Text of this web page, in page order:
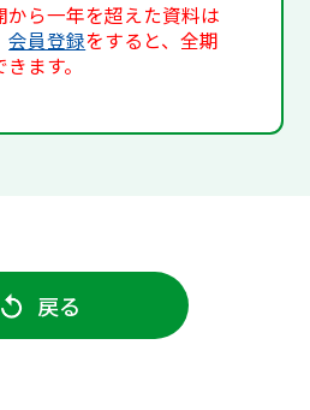
ら一年を超えた資料は
会員登録をすると、全期
ます。
戻る